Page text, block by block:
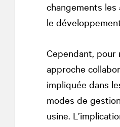
changements
le
Cependant, pour
approche
impliquée dans
modes de
usine.